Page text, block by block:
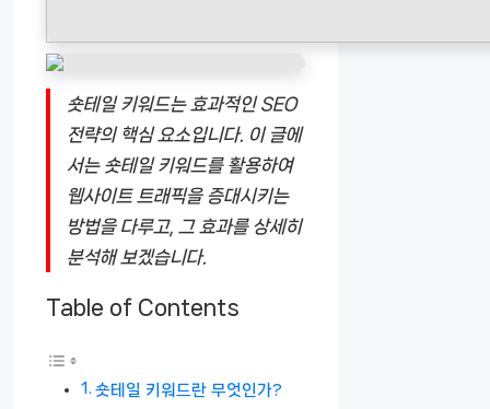
숏테일 키워드는 효과적인 SEO
전략의 핵심 요소입니다. 이 글에
서는 숏테일 키워드를 활용하여
웹사이트 트래픽을 증대시키는
방법을 다루고, 그 효과를 상세히
분석해 보겠습니다.
Table of Contents
숏테일 키워드란 무엇인가?